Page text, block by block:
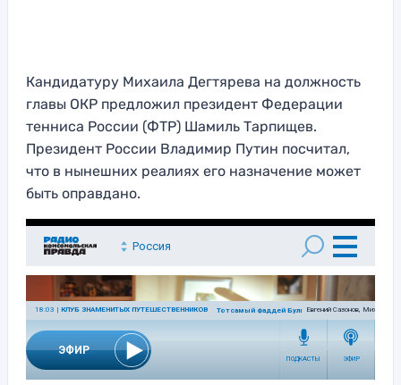
Кандидатуру Михаила Дегтярева на должность
главы ОКР предложил президент Федерации
тенниса России (ФТР) Шамиль Тарпищев.
Президент России Владимир Путин посчитал,
что в нынешних реалиях его назначение может
быть оправдано.